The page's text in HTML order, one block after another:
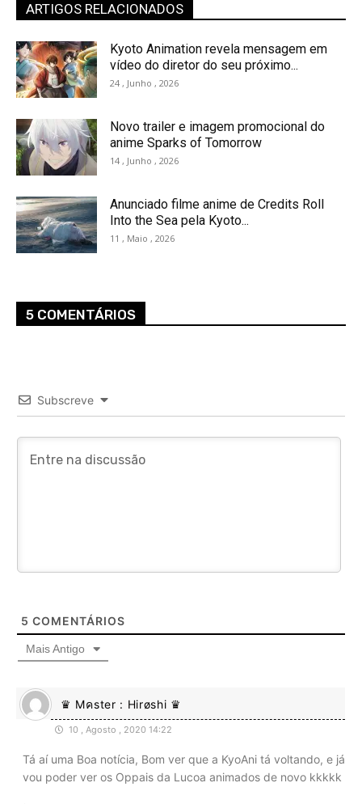
ARTIGOS RELACIONADOS
Kyoto Animation revela mensagem em
vídeo do diretor do seu próximo...
24 , Junho , 2026
Novo trailer e imagem promocional do
anime Sparks of Tomorrow
14 , Junho , 2026
Anunciado filme anime de Credits Roll
Into the Sea pela Kyoto...
11 , Maio , 2026
5 COMENTÁRIOS
Subscreve
5 COMENTÁRIOS
Mais Antigo
♛ Mคster : Hirøshi ♛
10 , Agosto , 2020 14:22
Tá aí uma Boa notícia, Bom ver que a KyoAni tá voltando, e já
vou poder ver os Oppais da Lucoa animados de novo kkkkk